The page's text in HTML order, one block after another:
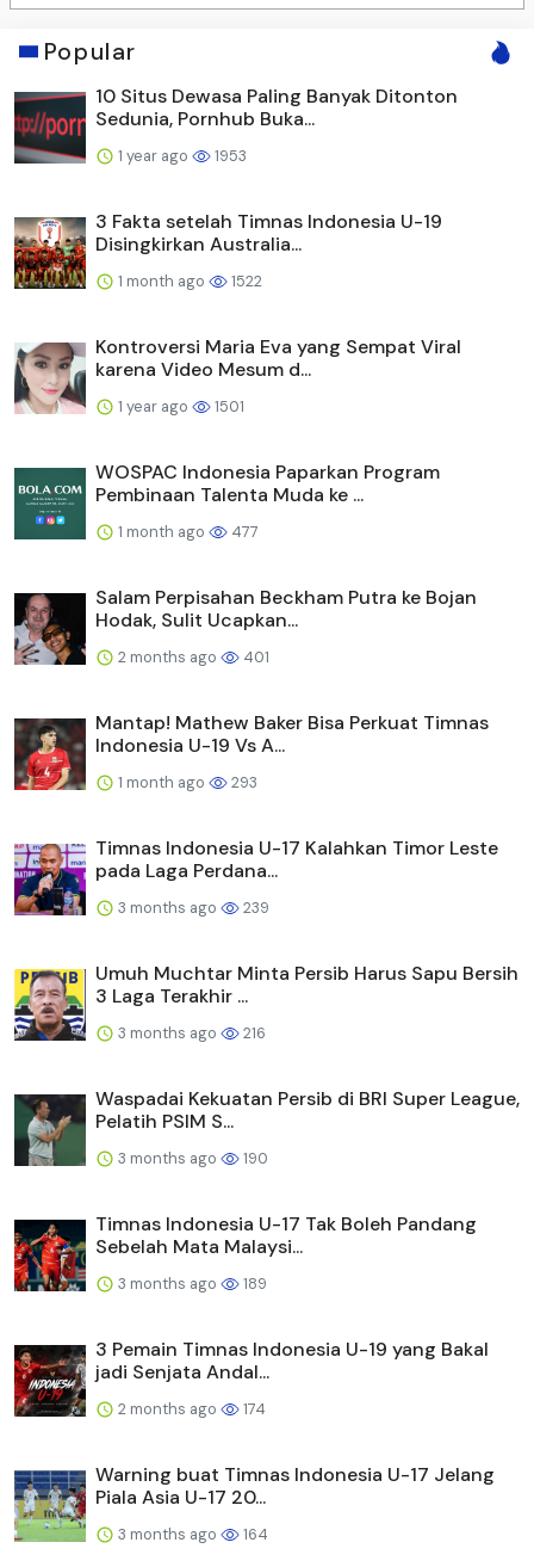
Popular
10 Situs Dewasa Paling Banyak Ditonton
Sedunia, Pornhub Buka...
1 year ago 1953
3 Fakta setelah Timnas Indonesia U-19
Disingkirkan Australia...
1 month ago 1522
Kontroversi Maria Eva yang Sempat Viral
karena Video Mesum d...
1 year ago 1501
WOSPAC Indonesia Paparkan Program
Pembinaan Talenta Muda ke ...
1 month ago 477
Salam Perpisahan Beckham Putra ke Bojan
Hodak, Sulit Ucapkan...
2 months ago 401
Mantap! Mathew Baker Bisa Perkuat Timnas
Indonesia U-19 Vs A...
1 month ago 293
Timnas Indonesia U-17 Kalahkan Timor Leste
pada Laga Perdana...
3 months ago 239
Umuh Muchtar Minta Persib Harus Sapu Bersih
3 Laga Terakhir ...
3 months ago 216
Waspadai Kekuatan Persib di BRI Super League,
Pelatih PSIM S...
3 months ago 190
Timnas Indonesia U-17 Tak Boleh Pandang
Sebelah Mata Malaysi...
3 months ago 189
3 Pemain Timnas Indonesia U-19 yang Bakal
jadi Senjata Andal...
2 months ago 174
Warning buat Timnas Indonesia U-17 Jelang
Piala Asia U-17 20...
3 months ago 164